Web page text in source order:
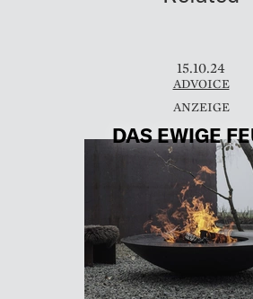
15.10.24
ADVOICE
DAS EWIGE